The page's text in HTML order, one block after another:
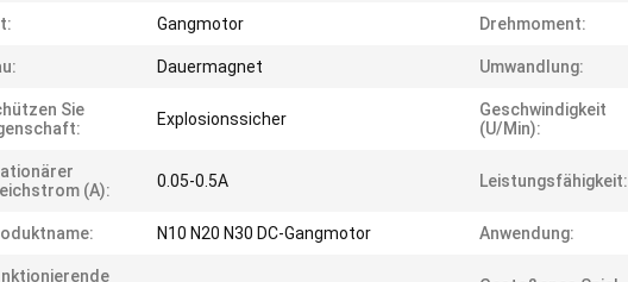
Gangmotor Drehmoment:
Dauermagnet Umwandlung:
Sie
Explosionssicher
Geschwindigkeit
(U/min):
(A):
0.05-0.5A Leistungsfähigkeit:
N10 N20 N30 DC-Gangmotor Anwendung: